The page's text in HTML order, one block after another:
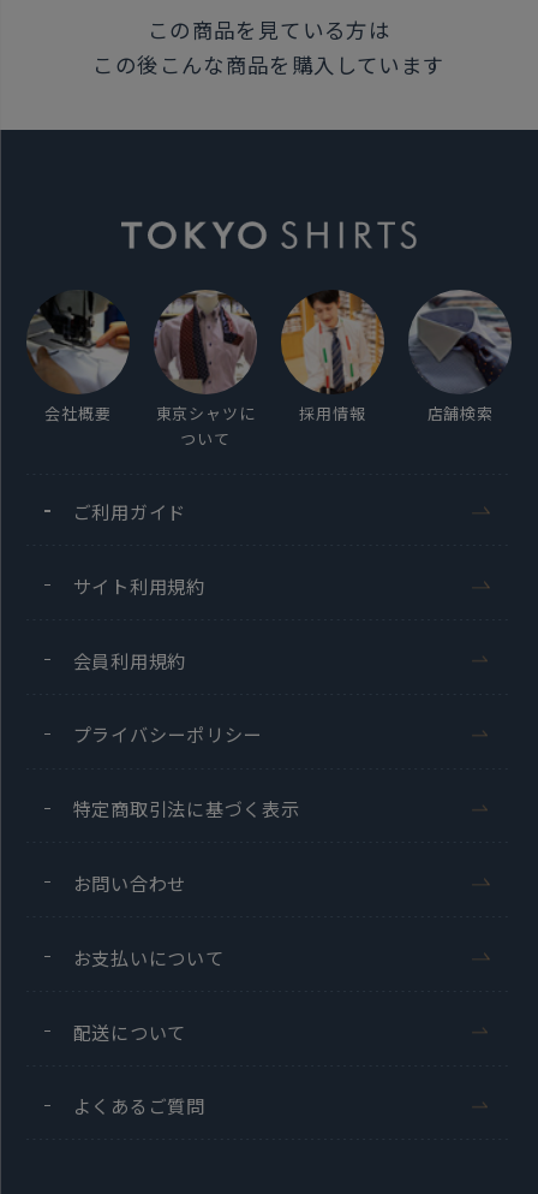
注意点
別にお洗いください。漂白剤含有
※裏側のパイルは引っ掛かりやすい
のでネット洗いをおすすめします。
※返品・交換は、不良品を除き、
いただきます。
発売日
この商品に対するお問い合わせ
この商品を見ている方は
この後こんな商品を購入しています
会社概要
東京シャツに
ついて
採用情報 店舗検索
ご利用ガイド
サイト利用規約
会員利用規約
プライバシーポリシー
特定商取引法に基づく表示
お問い合わせ
お支払いについて
配送について
よくあるご質問